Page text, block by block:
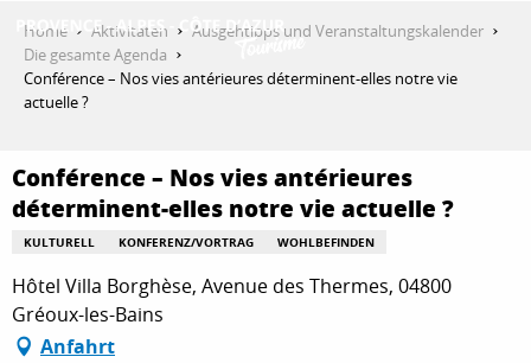
contenu
principal
ENTDECKEN
AKTIVITÄTEN
AUFENTHALT
Home Aktivitäten
Ausgehtipps und Veranstaltungskalender
Die gesamte Agenda
Conférence – Nos vies antérieures déterminent-elles notre vie
actuelle ?
Conférence – Nos vies antérieures
déterminent-elles notre vie actuelle ?
KULTURELL KONFERENZ/VORTRAG WOHLBEFINDEN
Hôtel Villa Borghèse, Avenue des Thermes, 04800
Gréoux-les-Bains
Anfahrt